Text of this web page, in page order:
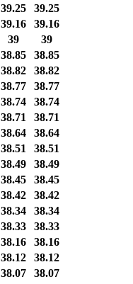
39.25
39.25
39.16
39.16
39
39
38.85
38.85
38.82
38.82
38.77
38.77
38.74
38.74
38.71
38.71
38.64
38.64
38.51
38.51
38.49
38.49
38.45
38.45
38.42
38.42
38.34
38.34
38.33
38.33
38.16
38.16
38.12
38.12
38.07
38.07